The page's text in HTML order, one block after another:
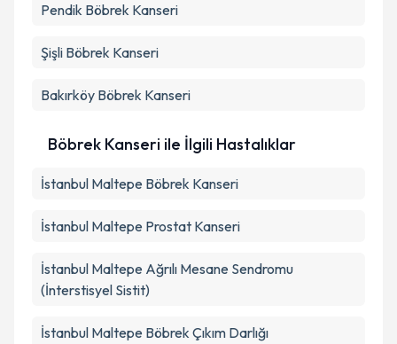
Pendik Böbrek Kanseri
Şişli Böbrek Kanseri
Bakırköy Böbrek Kanseri
Böbrek Kanseri ile İlgili Hastalıklar
İstanbul Maltepe Böbrek Kanseri
İstanbul Maltepe Prostat Kanseri
İstanbul Maltepe Ağrılı Mesane Sendromu
(İnterstisyel Sistit)
İstanbul Maltepe Böbrek Çıkım Darlığı